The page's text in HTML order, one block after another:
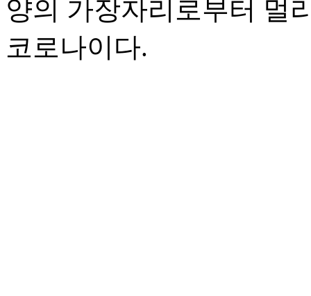
양의 가장자리로부터 멀
코로나이다.